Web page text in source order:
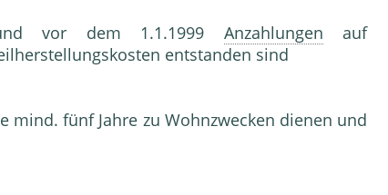
vor dem 1.1.1999 Anzahlungen auf
entstanden sind
mind. fünf Jahre zu Wohnzwecken dienen und